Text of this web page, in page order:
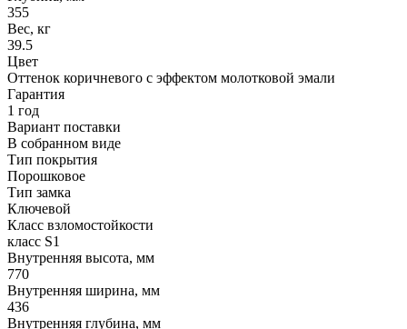
355
Вес, кг
39.5
Цвет
Оттенок коричневого с эффектом молотковой эмали
Гарантия
1 год
Вариант поставки
В собранном виде
Тип покрытия
Порошковое
Тип замка
Ключевой
Класс взломостойкости
класс S1
Внутренняя высота, мм
770
Внутренняя ширина, мм
436
Внутренняя глубина, мм